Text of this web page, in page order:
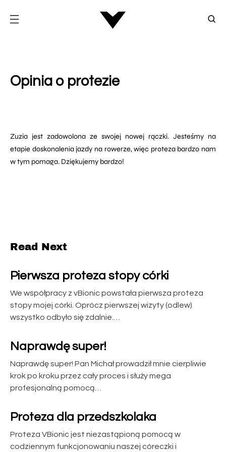
Opinia o protezie
Zuzia jest zadowolona ze swojej nowej rączki. Jesteśmy na
etapie doskonalenia jazdy na rowerze, więc proteza bardzo nam
w tym pomaga. Dziękujemy bardzo!
Read Next
Pierwsza proteza stopy córki
We współpracy z vBionic powstała pierwsza proteza
stopy mojej córki. Oprócz pierwszej wizyty (odlew)
wszystko odbyło się zdalnie.…
Naprawdę super!
Naprawdę super! Pan Michał prowadził mnie cierpliwie
krok po kroku przez cały proces i służy mega
profesjonalną pomocą…
Proteza dla przedszkolaka
Proteza VBionic jest niezastąpioną pomocą w
codziennym funkcjonowaniu naszej córeczki i